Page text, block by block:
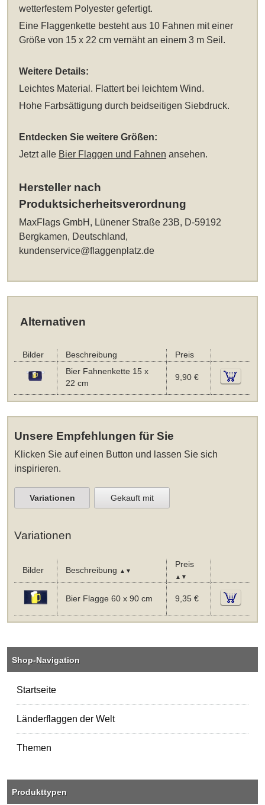
wetterfestem Polyester gefertigt.
Eine Flaggenkette besteht aus 10 Fahnen mit einer
Größe von 15 x 22 cm vernäht an einem 3 m Seil.
Weitere Details:
Leichtes Material. Flattert bei leichtem Wind.
Hohe Farbsättigung durch beidseitigen Siebdruck.
Entdecken Sie weitere Größen:
Jetzt alle Bier Flaggen und Fahnen ansehen.
Hersteller nach
Produktsicherheitsverordnung
MaxFlags GmbH, Lünener Straße 23B, D-59192
Bergkamen, Deutschland,
kundenservice@flaggenplatz.de
Alternativen
Bilder Beschreibung
Preis
Bier Fahnenkette 15 x
22 cm
9,90 €
Unsere Empfehlungen für Sie
Klicken Sie auf einen Button und lassen Sie sich
inspirieren.
Variationen Gekauft mit
Variationen
Bilder Beschreibung ▲▼
Preis
▲▼
Bier Flagge 60 x 90 cm 9,35 €
Shop-Navigation
Startseite
Länderflaggen der Welt
Themen
Produkttypen